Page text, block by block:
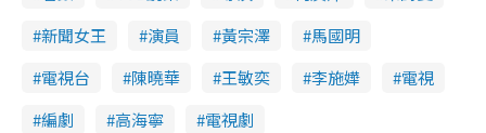
新聞女王
演員 黃宗澤
馬國明
電視台
陳曉華 王敏奕 李施嬅
電視
編劇
高海寧 電視劇